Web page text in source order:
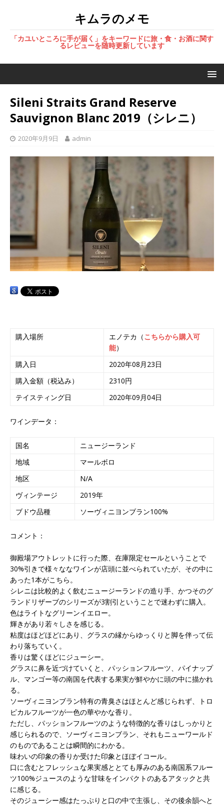
キムラのメモ
「カユいところに手が届く」をキーワードに旅・食・お酒に関す
るレビューを随時更新しています
Sileni Straits Grand Reserve
Sauvignon Blanc 2019（シレニ）
2020年9月9日 admin
購入場所 エノテカ（こちらから購入可
能）
購入日
2020年08月23日
購入金額（税込み）
2310円
テイスティング日
2020年09月04日
ワインデータ：
国名
ニュージーランド
地域
マールボロ
地区
N/A
ヴィンテージ
2019年
ブドウ品種
ソーヴィニヨンブラン100%
コメント：
御殿場アウトレットに行った際、在庫限定セールということで
30%引きで様々ななワインが店頭に並べられていたが、その中に
あった1本がこちら。
シレニは比較的よく飲むニュージーランドの造り手、かつそのグ
ランドリザーブのシリーズが3割引ということで迷わずに購入。
色はライトなグリーンイエロー。
輝きがあり若々しさを感じる。
粘度はほどほどにあり、グラスの縁からゆっくりと脚を伴って伝
わり落ちていく。
香りは驚くほどにジューシー。
グラスに鼻を近づけていくと、パッションフルーツ、パイナップ
ル、マンゴー等の南国を代表する果実が鮮やかに頭の中に描かれ
る。
ソーヴィニヨンブラン特有の青臭さはほとんど感じられず、トロ
ピカルフルーツが一色の華やかな香り。
ただし、パッションフルーツのような特徴的な香りはしっかりと
感じられるので、ソーヴィニヨンブラン、それもニューワールド
のものであることは瞬間的にわかる。
味わいの印象の香りか受けた印象とほぼイコール。
口に含むとフレッシュな果実感ととても厚みのある南国系フルー
ツ100%ジュースのような甘味をインパクトのあるアタックと共
に感じる。
そのジューシー感はたっぷりと口の中で主張し、その後余韻へと